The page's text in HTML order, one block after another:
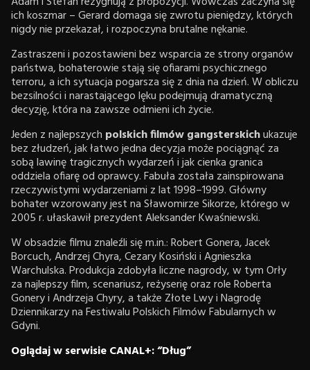
ich koszmar – Gerard domaga się zwrotu pieniędzy, których
nigdy nie przekazał, i rozpoczyna brutalne nękanie.
Zastraszeni i pozostawieni bez wsparcia ze strony organów
państwa, bohaterowie stają się ofiarami psychicznego
terroru, a ich sytuacja pogarsza się z dnia na dzień. W obliczu
bezsilności i narastającego lęku podejmują dramatyczną
decyzję, która na zawsze odmieni ich życie.
Jeden z najlepszych polskich filmów gangsterskichukazuje
bez złudzeń, jak łatwo jedna decyzja może pociągnąć za
sobą lawinę tragicznych wydarzeń i jak cienka granica
oddziela ofiarę od oprawcy. Fabuła została zainspirowana
rzeczywistymi wydarzeniami z lat 1998–1999. Główny
bohater wzorowany jest na Sławomirze Sikorze, którego w
2005 r. ułaskawił prezydent Aleksander Kwaśniewski.
W obsadzie filmu znaleźli się m.in.: Robert Gonera, Jacek
Borcuch, Andrzej Chyra, Cezary Kosiński i Agnieszka
Warchulska. Produkcja zdobyła liczne nagrody, w tym Orły
za najlepszy film, scenariusz, reżyserię oraz role Roberta
Gonery i Andrzeja Chyry, a także Złote Lwy i Nagrodę
Dziennikarzy na Festiwalu Polskich Filmów Fabularnych w
Gdyni.
Oglądaj w serwisie CANAL+: “Dług”